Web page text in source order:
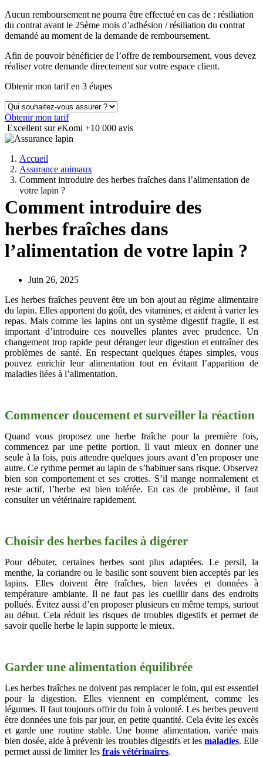
Aucun remboursement ne pourra être effectué en cas de : résiliation
du contrat avant le 25ème mois d’adhésion / résiliation du contrat
demandé au moment de la demande de remboursement.
Afin de pouvoir bénéficier de l’offre de remboursement, vous devez
réaliser votre demande directement sur votre espace client.
Obtenir mon tarif en 3 étapes
Obtenir mon tarif
Excellent sur eKomi +10 000 avis
Accueil
Assurance animaux
Comment introduire des herbes fraîches dans l’alimentation de
votre lapin ?
Comment introduire des
herbes fraîches dans
l’alimentation de votre lapin ?
Juin 26, 2025
Les herbes fraîches peuvent être un bon ajout au régime alimentaire
du lapin. Elles apportent du goût, des vitamines, et aident à varier les
repas. Mais comme les lapins ont un système digestif fragile, il est
important d’introduire ces nouvelles plantes avec prudence. Un
changement trop rapide peut déranger leur digestion et entraîner des
problèmes de santé. En respectant quelques étapes simples, vous
pouvez enrichir leur alimentation tout en évitant l’apparition de
maladies liées à l’alimentation.
Commencer doucement et surveiller la réaction
Quand vous proposez une herbe fraîche pour la première fois,
commencez par une petite portion. Il vaut mieux en donner une
seule à la fois, puis attendre quelques jours avant d’en proposer une
autre. Ce rythme permet au lapin de s’habituer sans risque. Observez
bien son comportement et ses crottes. S’il mange normalement et
reste actif, l’herbe est bien tolérée. En cas de problème, il faut
consulter un vétérinaire rapidement.
Choisir des herbes faciles à digérer
Pour débuter, certaines herbes sont plus adaptées. Le persil, la
menthe, la coriandre ou le basilic sont souvent bien acceptés par les
lapins. Elles doivent être fraîches, bien lavées et données à
température ambiante. Il ne faut pas les cueillir dans des endroits
pollués. Évitez aussi d’en proposer plusieurs en même temps, surtout
au début. Cela réduit les risques de troubles digestifs et permet de
savoir quelle herbe le lapin supporte le mieux.
Garder une alimentation équilibrée
Les herbes fraîches ne doivent pas remplacer le foin, qui est essentiel
pour la digestion. Elles viennent en complément, comme les
légumes. Il faut toujours offrir du foin à volonté. Les herbes peuvent
être données une fois par jour, en petite quantité. Cela évite les excès
et garde une routine stable. Une bonne alimentation, variée mais
bien dosée, aide à prévenir les troubles digestifs et les maladies. Elle
permet aussi de limiter les frais vétérinaires.